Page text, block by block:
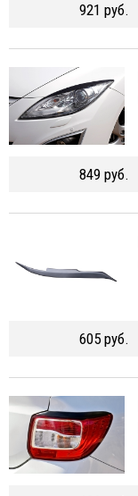
921 руб.
849 руб.
605 руб.